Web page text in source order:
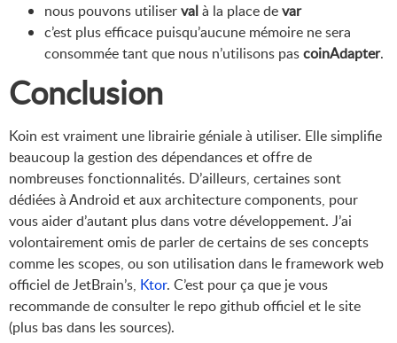
nous pouvons utiliservalà la place devar
c’est plus efficace puisqu’aucune mémoire ne sera
consommée tant que nous n’utilisons pascoinAdapter.
Conclusion
Koin est vraiment une librairie géniale à utiliser. Elle simplifie
beaucoup la gestion des dépendances et offre de
nombreuses fonctionnalités. D’ailleurs, certaines sont
dédiées à Android et aux architecture components, pour
vous aider d’autant plus dans votre développement. J’ai
volontairement omis de parler de certains de ses concepts
comme les scopes, ou son utilisation dans le framework web
officiel de JetBrain’s, Ktor. C’est pour ça que je vous
recommande de consulter le repo github officiel et le site
(plus bas dans les sources).